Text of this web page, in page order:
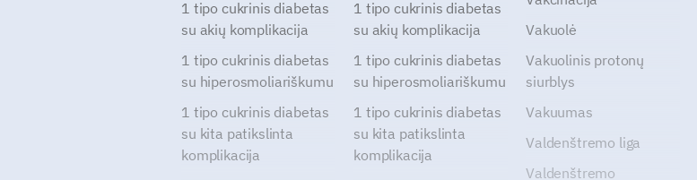
1 tipo cukrinis diabetas
su akių komplikacija
1 tipo cukrinis diabetas
su hiperosmoliariškumu
1 tipo cukrinis diabetas
su kita patikslinta
komplikacija
1 tipo cukrinis diabetas
su akių komplikacija
1 tipo cukrinis diabetas
su hiperosmoliariškumu
1 tipo cukrinis diabetas
su kita patikslinta
komplikacija
Vakuolė
Vakuolinis protonų
siurblys
Vakuumas
Valdenštremo liga
Valdenštremo